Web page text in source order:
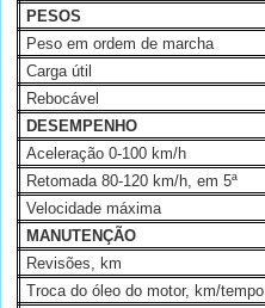
PESOS
Peso em ordem de marcha
Carga útil
Rebocável
DESEMPENHO
Aceleração 0-100 km/h
Retomada 80-120 km/h, em 5ª
Velocidade máxima
MANUTENÇÃO
Revisões, km
Troca do óleo do motor, km/tempo